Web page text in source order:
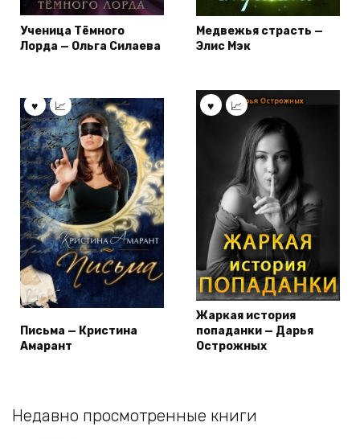
Ученица Тёмного
Лорда — Ольга Силаева
Медвежья страсть —
Элис Мэк
Письма — Кристина
Амарант
Жаркая история
попаданки — Дарья
Острожных
Недавно просмотренные книги